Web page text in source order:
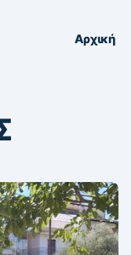
Αρχική